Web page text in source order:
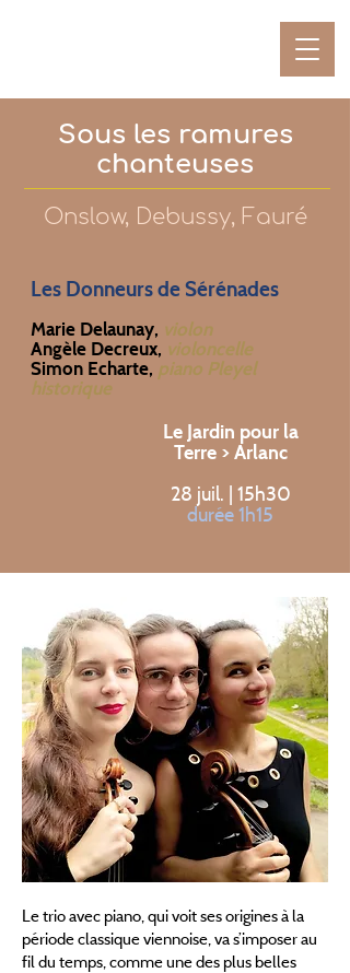
Sous les ramures
chanteuses
Onslow, Debussy, Fauré
Les Donneurs de Sérénades
Marie Delaunay, violon
Angèle Decreux, violoncelle
Simon Echarte, piano Pleyel
historique
Le Jardin pour la
Terre > Arlanc
28 juil. | 15h30
durée 1h15
Le trio avec piano, qui voit ses origines à la
période classique viennoise, va s’imposer au
fil du temps, comme une des plus belles